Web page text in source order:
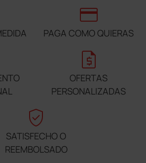
credit_card
PAGA COMO QUIERAS
request_quote
OFERTAS
PERSONALIZADAS
verified_user
SATISFECHO O
REEMBOLSADO